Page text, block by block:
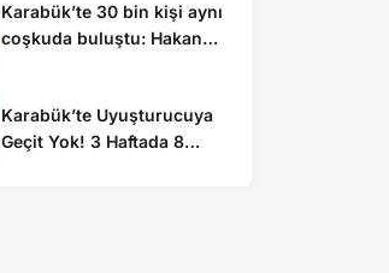
Karabük’te 30 bin kişi aynı
coşkuda buluştu: Hakan
Karabük’te Uyuşturucuya
Geçit Yok! 3 Haftada 8